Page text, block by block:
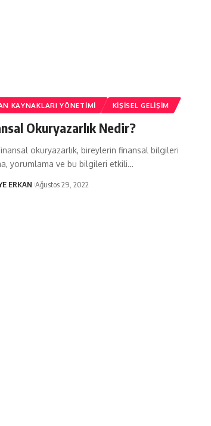
KAYNAKLARI YÖNETIMI KIŞISEL GELIŞIM
Okuryazarlık Nedir?
okuryazarlık, bireylerin finansal bilgileri
yorumlama ve bu bilgileri etkili…
ERKAN Ağustos 29, 2022